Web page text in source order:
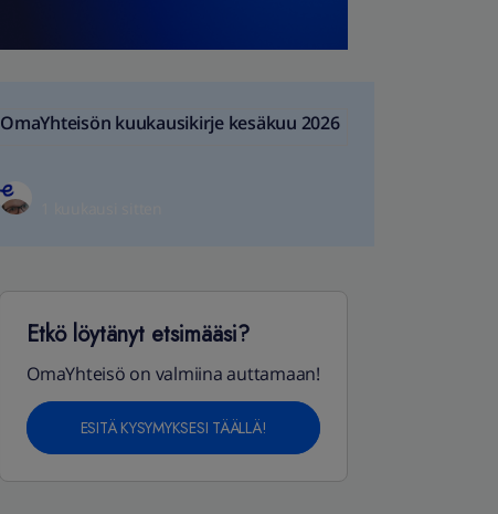
OmaYhteisön kuukausikirje kesäkuu 2026
Etkö löytänyt etsimääsi?
OmaYhteisö on valmiina auttamaan!
ESITÄ KYSYMYKSESI TÄÄLLÄ!